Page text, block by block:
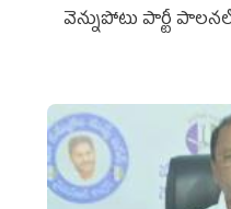
వెన్నుపోటు పార్టీ